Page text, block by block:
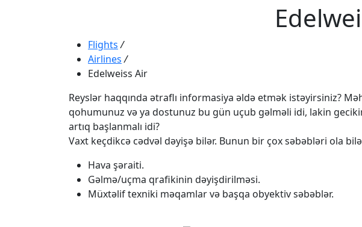
Flights /
Airlines /
Edelweiss Air
Reyslər haqqında ətraflı informasiya əldə etmək istəyirsiniz?
qohumunuz və ya dostunuz bu gün uçub gəlməli idi, lakin
artıq başlanmalı idi?
Vaxt keçdikcə cədvəl dəyişə bilər. Bunun bir çox səbəbləri ola
Hava şəraiti.
Gəlmə/uçma qrafikinin dəyişdirilməsi.
Müxtəlif texniki məqamlar və başqa obyektiv səbəblər.